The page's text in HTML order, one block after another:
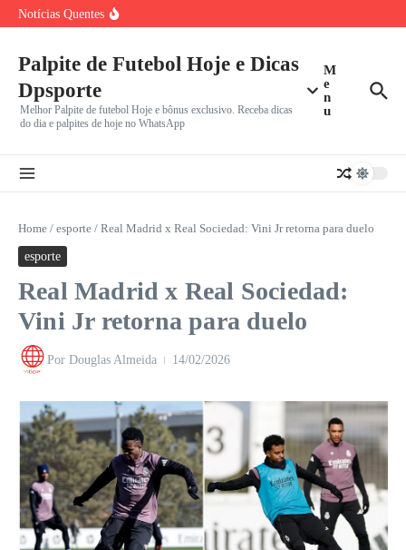
Ir para o conteúdo
Notícias Quentes
Marcos Antônio do São Paulo Chora Após Derrota para o
Meses
Palpite de Futebol Hoje e Dicas
Dpsporte
Melhor Palpite de futebol Hoje e bônus exclusivo. Receba dicas
do dia e palpites de hoje no WhatsApp
M
e
n
u
Home / esporte / Real Madrid x Real Sociedad: Vini Jr retorna para duelo
esporte
Real Madrid x Real Sociedad:
Vini Jr retorna para duelo
Por Douglas Almeida 14/02/2026